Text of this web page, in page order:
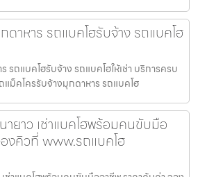
ดาหาร รถแบคโฮรับจ้าง รถแบคโฮ
รถแบคโฮรับจ้าง รถแบคโฮให้เช่า บริการครบ
แม็คโครรับจ้างมุกดาหาร รถแบคโฮ
ยาว เช่าแบคโฮพร้อมคนขับมือ
งคิวที่ www.รถแบคโฮ